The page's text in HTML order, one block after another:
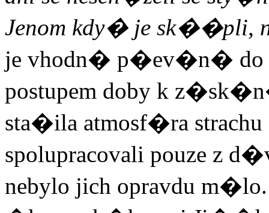
Jenom kdy� je sk��pli,
je vhodn� p�ev�n� do
postupem doby k
sta�ila atmosf�ra
spolupracovali pouze z
nebylo jich opravdu